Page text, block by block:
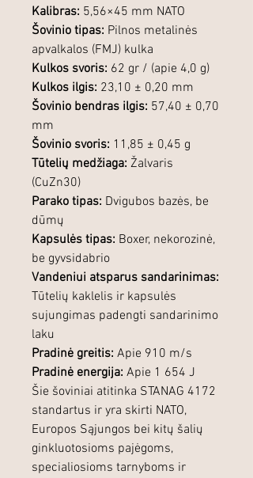
Kalibras: 5,56×45 mm NATO
Šovinio tipas: Pilnos metalinės
apvalkalos (FMJ) kulka
Kulkos svoris: 62 gr / (apie 4,0 g)
Kulkos ilgis: 23,10 ± 0,20 mm
Šovinio bendras ilgis: 57,40 ± 0,70
mm
Šovinio svoris: 11,85 ± 0,45 g
Tūtelių medžiaga: Žalvaris
(CuZn30)
Parako tipas: Dvigubos bazės, be
dūmų
Kapsulės tipas: Boxer, nekorozinė,
be gyvsidabrio
Vandeniui atsparus sandarinimas:
Tūtelių kaklelis ir kapsulės
sujungimas padengti sandarinimo
laku
Pradinė greitis: Apie 910 m/s
Pradinė energija: Apie 1 654 J
Šie šoviniai atitinka STANAG 4172
standartus ir yra skirti NATO,
Europos Sąjungos bei kitų šalių
ginkluotosioms pajėgoms,
specialiosioms tarnyboms ir